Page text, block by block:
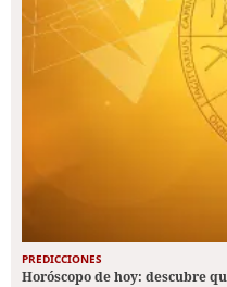
PREDICCIONES
Horóscopo de hoy: descubre